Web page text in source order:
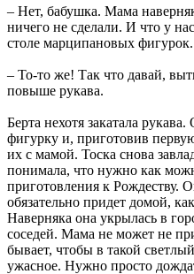
– Нет, бабушка. Мама
ничего не сделали. И что у
столе марципановых фигурок.
– То-то же! Так что давай,
повыше рукава.
Берта нехотя закатала
фигурку и, приготовив
их с мамой. Тоска снова
понимала, что нужно как
приготовления к Рождеству.
обязательно придет домой,
Наверняка она укрылась в
соседей. Мама не может не
бывает, чтобы в такой
ужасное. Нужно просто